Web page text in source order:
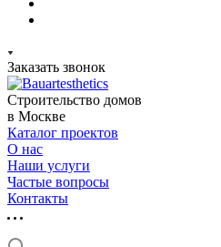
Заказать звонок
Строительство домов
в Москве
Каталог проектов
О нас
Наши услуги
Частые вопросы
Контакты